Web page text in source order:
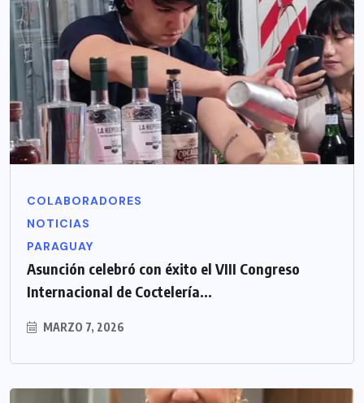
COLABORADORES
NOTICIAS
PARAGUAY
Asunción celebró con éxito el VIII Congreso
Internacional de Coctelería...
MARZO 7, 2026